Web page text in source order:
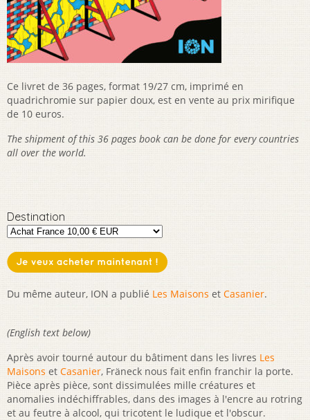
Ce livret de 36 pages, format 19/27 cm, imprimé en
quadrichromie sur papier doux, est en vente au prix mirifique
de 10 euros.
The shipment of this 36 pages book can be done for every countries
all over the world.
Destination
Du même auteur, ION a publié Les Maisons et Casanier.
(English text below)
Après avoir tourné autour du bâtiment dans les livres Les
Maisons et Casanier, Fräneck nous fait enfin franchir la porte.
Pièce après pièce, sont dissimulées mille créatures et
anomalies indéchiffrables, dans des images à l'encre au rotring
et au feutre à alcool, qui tricotent le ludique et l'obscur.